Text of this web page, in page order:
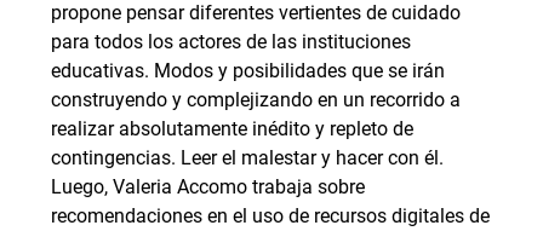
propone pensar diferentes vertientes de cuidado
para todos los actores de las instituciones
educativas. Modos y posibilidades que se irán
construyendo y complejizando en un recorrido a
realizar absolutamente inédito y repleto de
contingencias. Leer el malestar y hacer con él.
Luego, Valeria Accomo trabaja sobre
recomendaciones en el uso de recursos digitales de